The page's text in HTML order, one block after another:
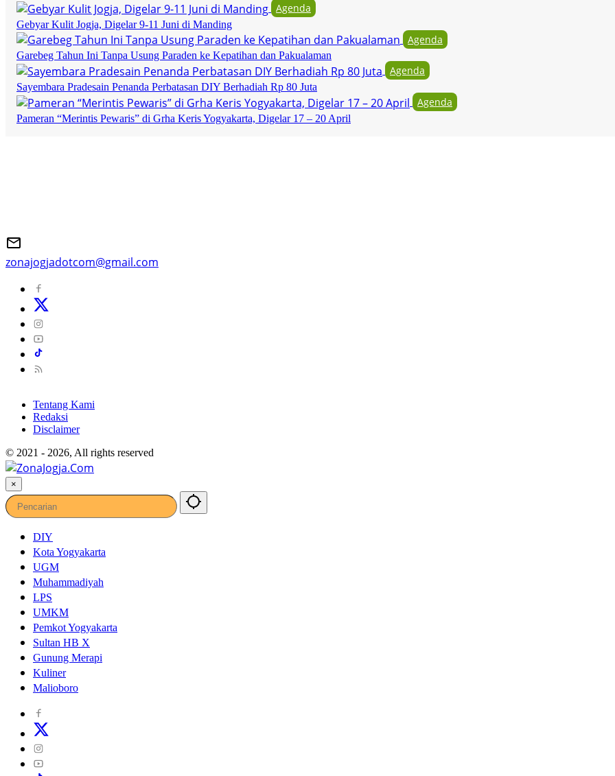
Agenda
Gebyar Kulit Jogja, Digelar 9-11 Juni di Manding
Agenda
Garebeg Tahun Ini Tanpa Usung Paraden ke Kepatihan dan Pakualaman
Agenda
Sayembara Pradesain Penanda Perbatasan DIY Berhadiah Rp 80 Juta
Agenda
Pameran “Merintis Pewaris” di Grha Keris Yogyakarta, Digelar 17 – 20 April
zonajogjadotcom@gmail.com
Tentang Kami
Redaksi
Disclaimer
© 2021 - 2026, All rights reserved
×
DIY
Kota Yogyakarta
UGM
Muhammadiyah
LPS
UMKM
Pemkot Yogyakarta
Sultan HB X
Gunung Merapi
Kuliner
Malioboro